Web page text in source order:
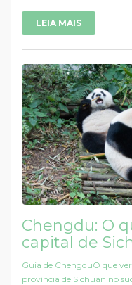
LEIA MAIS
Chengdu: O
capital de
Guia de ChengduO que
província de Sichuan no